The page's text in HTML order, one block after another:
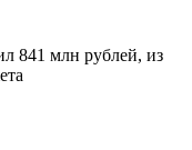
841 млн рублей, из